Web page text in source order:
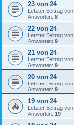
23 von 24
Letzter Beitrag von
Antworten: 8
22 von 24
Letzter Beitrag von
Antworten: 9
21 von 24
Letzter Beitrag von
Antworten: 9
20 von 24
Letzter Beitrag von
Antworten: 9
19 von 24
Letzter Beitrag von
Antworten: 19